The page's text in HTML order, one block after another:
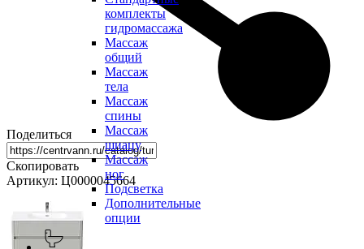
комплекты
гидромассажа
Массаж
общий
Массаж
тела
Массаж
спины
Массаж
шиацу
Массаж
ног
Подсветка
Дополнительные
опции
Поделиться
Скопировать
Артикул: Ц0000045664